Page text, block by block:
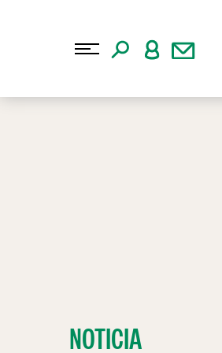
NOTICIA